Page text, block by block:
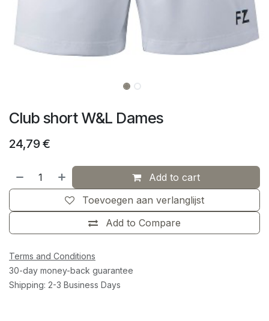
Club short W&L Dames
24,79€
Add to cart
Add to Compare
Toevoegen aan verlanglijst
Terms and Conditions
30-day money-back guarantee
Shipping: 2-3 Business Days